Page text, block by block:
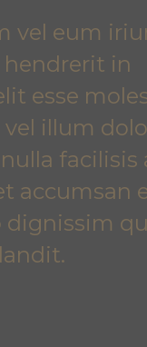
iriure
in
molestie
dolore
at
et
qui